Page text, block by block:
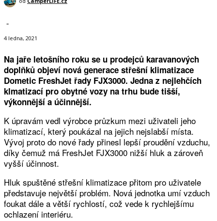
-
4 ledna, 2021
Na jaře letošního roku se u prodejců karavanových
doplňků objeví nová generace střešní klimatizace
Dometic FreshJet řady FJX3000. Jedna z nejlehčích
klmatizací pro obytné vozy na trhu bude tišší,
výkonnější a účinnější.
K úpravám vedl výrobce průzkum mezi uživateli jeho
klimatizací, který poukázal na jejich nejslabší místa.
Vývoj proto do nové řady přinesl lepší proudění vzduchu,
díky čemuž má FreshJet FJX3000 nižší hluk a zároveň
vyšší účinnost.
Hluk spuštěné střešní klimatizace přitom pro uživatele
představuje největší problém. Nová jednotka umí vzduch
foukat dále a větší rychlostí, což vede k rychlejšímu
ochlazení interiéru.